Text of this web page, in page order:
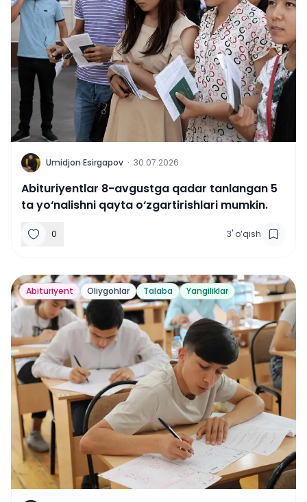
U Umidjon Esirgapov · 30.07.2026
Abituriyentlar 8-avgustga qadar tanlangan 5
ta yo‘nalishni qayta o‘zgartirishlari mumkin.
0 3' o‘qish
Abituriyent Oliygohlar Talaba Yangiliklar